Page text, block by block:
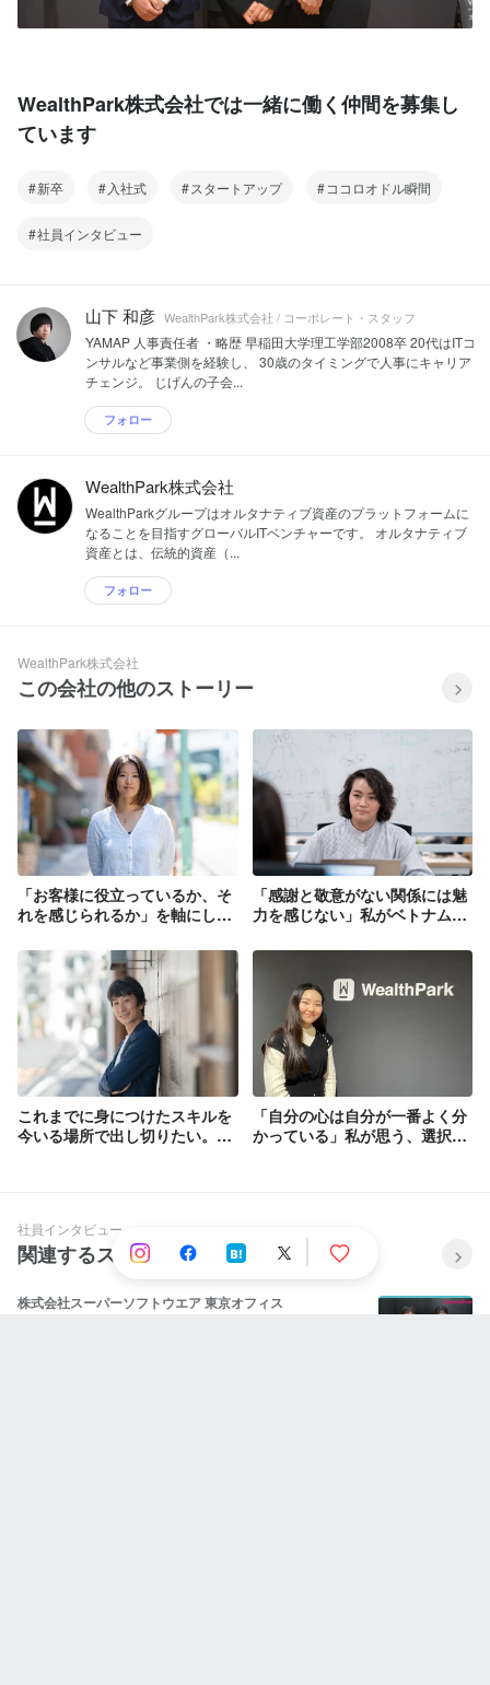
WealthPark株式会社では一緒に働く仲間を募集し
ています
新卒 入社式 スタートアップ ココロオドル瞬間
社員インタビュー
山下 和彦 WealthPark株式会社 / コーポレート・スタッフ
YAMAP 人事責任者 ・略歴 早稲田大学理工学部2008卒 20代はITコ
ンサルなど事業側を経験し、 30歳のタイミングで人事にキャリア
チェンジ。 じげんの子会...
フォロー
WealthPark株式会社
WealthParkグループはオルタナティブ資産のプラットフォームに
なることを目指すグローバルITベンチャーです。 オルタナティブ
資産とは、伝統的資産（...
フォロー
WealthPark株式会社
この会社の他のストーリー
「お客様に役立っているか、そ
れを感じられるか」を軸にして
を見据えてチーム力の向上に邁
進する、カスタマーサクセスマ
ネージャーの挑戦
「感謝と敬意がない関係には魅
力を感じない」私がベトナムで
と”APPRECIATION AND
これまでに身につけたスキルを
今いる場所で出し切りたい。プ
「自分の心は自分が一番よく分
かっている」私が思う、選択を
社員インタビュー
関連するストーリー
株式会社スーパーソフトウエア 東京オフィス